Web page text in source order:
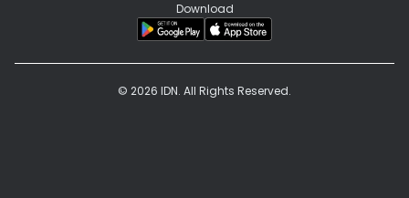
Download
© 2026 IDN. All Rights Reserved.